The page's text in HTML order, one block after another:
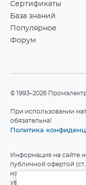
Сертификаты
База знаний
Популярное
Форум
©1993–2026
При использовании
обязательна!
Политика
Информация на сайте
публичной офертой
изменять технические
уведомления.